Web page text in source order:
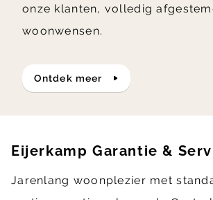
onze klanten, volledig
woonwensen.
ontdek meer
Eijerkamp Garantie &
Jarenlang woonplezier met